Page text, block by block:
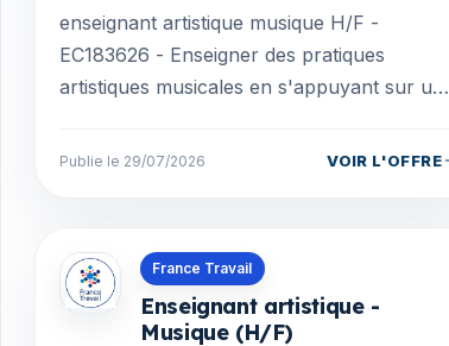
enseignant artistique musique H/F -
EC183626 - Enseigner des pratiques
artistiques musicales en s'appuyant sur une
Développer la curiosit...
Publie le 29/07/2026 VOIR L'OFFRE
France Travail
Enseignant artistique -
Musique (H/F)
Offres en Saint-Pierre-et-Miquelon